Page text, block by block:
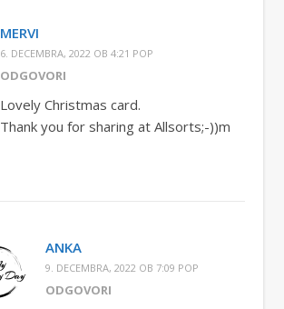
MERVI
6. DECEMBRA, 2022 OB 4:21 POP
ODGOVORI
Lovely Christmas card.
Thank you for sharing at Allsorts;-))m
ANKA
9. DECEMBRA, 2022 OB 7:09 POP
ODGOVORI